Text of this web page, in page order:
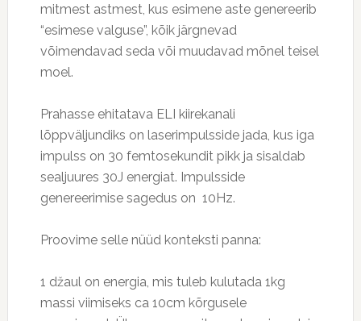
mitmest astmest, kus esimene aste genereerib
“esimese valguse”, kõik järgnevad
võimendavad seda või muudavad mõnel teisel
moel.
Prahasse ehitatava ELI kiirekanali
lõppväljundiks on laserimpulsside jada, kus iga
impulss on 30 femtosekundit pikk ja sisaldab
sealjuures 30J energiat. Impulsside
genereerimise sagedus on 10Hz.
Proovime selle nüüd konteksti panna:
1 džaul on energia, mis tuleb kulutada 1kg
massi viimiseks ca 10cm kõrgusele